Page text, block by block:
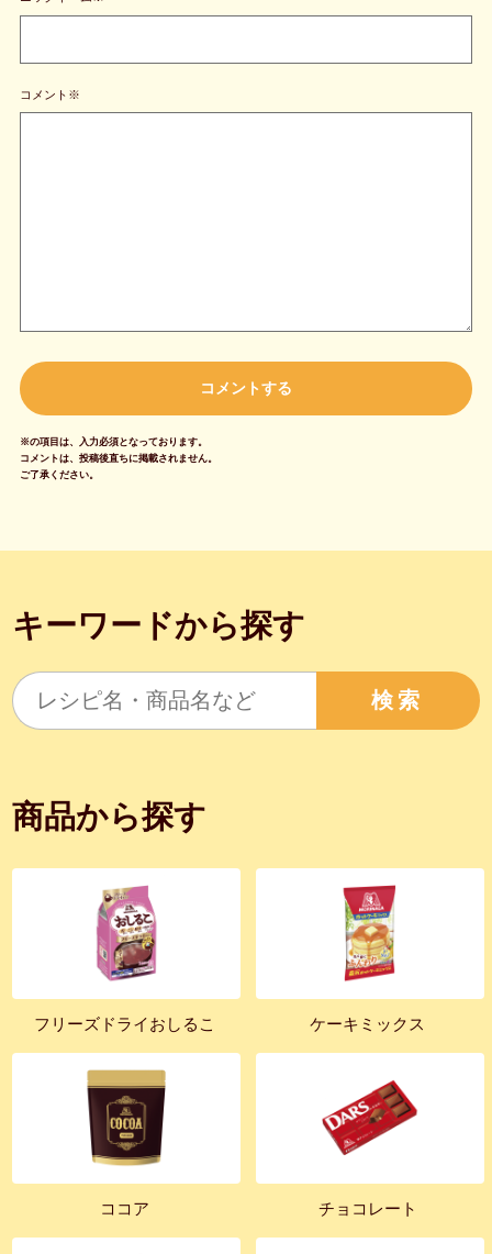
コメント※
※の項目は、入力必須となっております。
コメントは、投稿後直ちに掲載されません。
ご了承ください。
キーワードから探す
検索
商品から探す
フリーズドライおしるこ ケーキミックス
ココア チョコレート